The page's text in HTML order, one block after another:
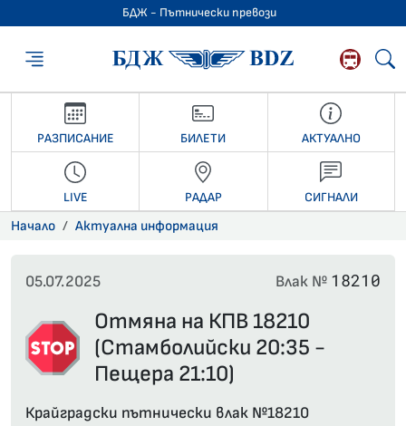
БДЖ - Пътнически превози
БДЖ -
РАЗПИСАНИЕ БИЛЕТИ АКТУАЛНО
LIVE РАДАР СИГНАЛИ
Начало Актуална информация
05.07.2025 Влак № 18210
Отмяна на КПВ 18210
(Стамболийски 20:35 -
Пещера 21:10)
Крайградски пътнически влак №18210